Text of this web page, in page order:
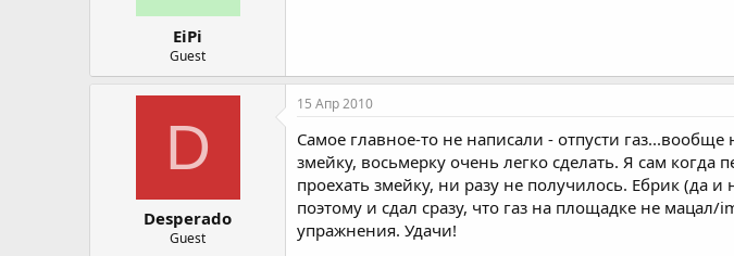
EiPi
Guest
D
Desperado
Guest
15 Апр 2010
Самое главное-то не написали - отпусти
змейку, восьмерку очень легко сделать. Я сам
проехать змейку, ни разу не получилось. Ебрик (да
поэтому и сдал сразу, что газ на площадке не
упражнения. Удачи!